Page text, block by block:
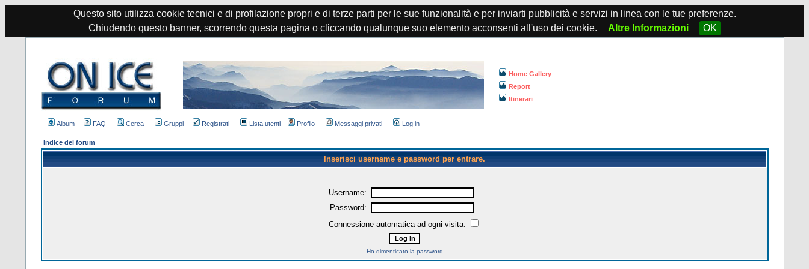
Questo sito utilizza cookie tecnici e di profilazione propri e di terze parti per le sue funzionalità e per inviarti pubblicità e servizi in linea con le tue preferenze.
Chiudendo questo banner, scorrendo questa pagina o cliccando qualunque suo elemento acconsenti all'uso dei cookie.
Altre Informazioni OK
Home Gallery
Report
Itinerari
Album FAQ Cerca Gruppi Registrati Lista utenti Profilo Messaggi privati Log in
Indice del forum
Inserisci username e password per entrare.
Username:
Password:
Connessione automatica ad ogni visita:
Ho dimenticato la password